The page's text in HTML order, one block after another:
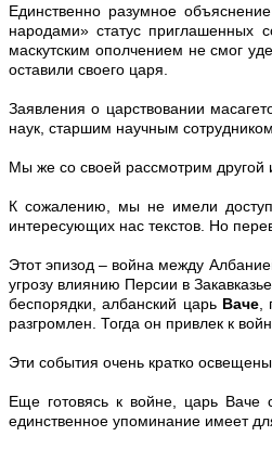
Единственно разумное
народами» статус приглашенных
маскутским ополчением не смог
оставили своего царя.
Заявления о царствовании
наук, старшим научным
Мы же со своей рассмотрим другой
К сожалению, мы не имели
интересующих нас текстов. Но
Этот эпизод – война между
угрозу влиянию Персии в
беспорядки, албанский царь Ваче,
разгромлен. Тогда он привлек к
Эти события очень кратко
Еще готовясь к войне, царь Ваче
единственное упоминание имеет